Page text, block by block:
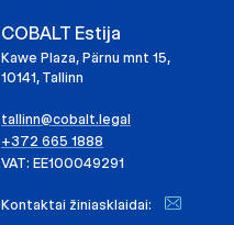
COBALT Estija
Kawe Plaza, Pärnu mnt 15,
10141, Tallinn
tallinn@cobalt.legal
+372 665 1888
VAT: EE100049291
Kontaktai žiniasklaidai: